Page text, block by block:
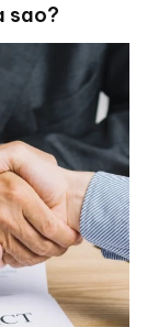
sao?